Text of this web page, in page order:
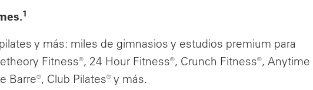
1
y más: miles de gimnasios y estudios premium para
Fitness®, 24 Hour Fitness®, Crunch Fitness®, Anytime
Barre®, Club Pilates® y más.